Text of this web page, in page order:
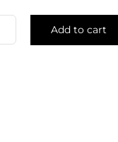
Add to cart